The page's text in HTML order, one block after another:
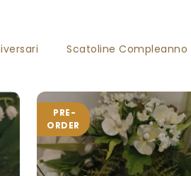
Scatoline Compleanno
PRE-
ORDER